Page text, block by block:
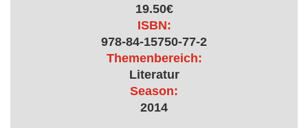
19.50€
ISBN:
978-84-15750-77-2
Themenbereich:
Literatur
Season:
2014